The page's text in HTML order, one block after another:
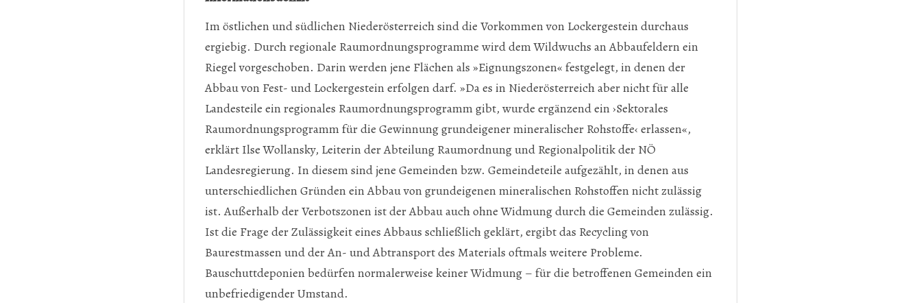
Im östlichen und südlichen Niederösterreich sind die Vorkommen von Lockergestein durchaus
ergiebig. Durch regionale Raumordnungsprogramme wird dem Wildwuchs an Abbaufeldern ein
Riegel vorgeschoben. Darin werden jene Flächen als »Eignungszonen« festgelegt, in denen der
Abbau von Fest- und Lockergestein erfolgen darf. »Da es in Niederösterreich aber nicht für alle
Landesteile ein regionales Raumordnungsprogramm gibt, wurde ergänzend ein ›Sektorales
Raumordnungsprogramm für die Gewinnung grundeigener mineralischer Rohstoffe‹ erlassen«,
erklärt Ilse Wollansky, Leiterin der Abteilung Raumordnung und Regionalpolitik der NÖ
Landesregierung. In diesem sind jene Gemeinden bzw. Gemeindeteile aufgezählt, in denen aus
unterschiedlichen Gründen ein Abbau von grundeigenen mineralischen Rohstoffen nicht zulässig
ist. Außerhalb der Verbotszonen ist der Abbau auch ohne Widmung durch die Gemeinden zulässig.
Ist die Frage der Zulässigkeit eines Abbaus schließlich geklärt, ergibt das Recycling von
Baurestmassen und der An- und Abtransport des Materials oftmals weitere Probleme.
Bauschuttdeponien bedürfen normalerweise keiner Widmung – für die betroffenen Gemeinden ein
unbefriedigender Umstand.